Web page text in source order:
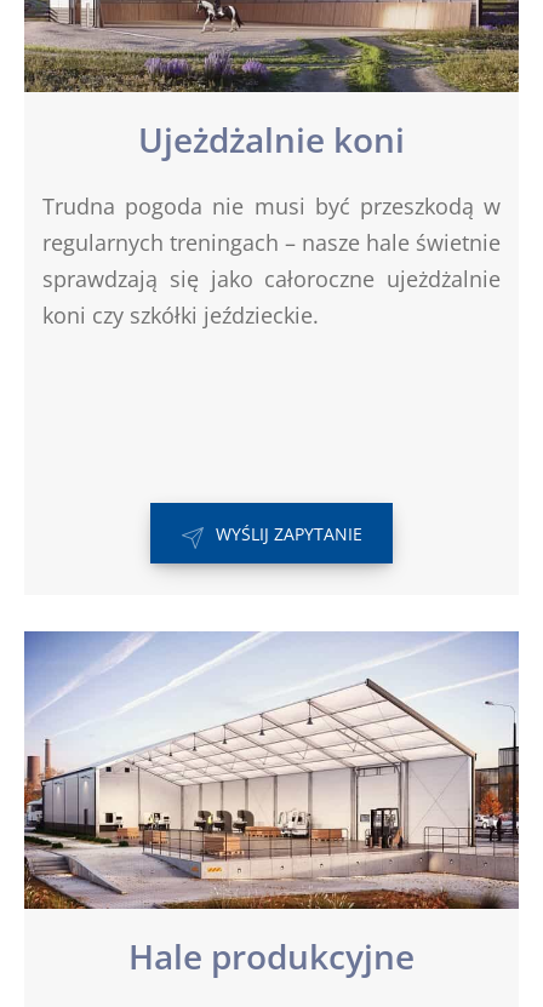
Ujeżdżalnie koni
Trudna pogoda nie musi być przeszkodą w
regularnych treningach – nasze hale świetnie
sprawdzają się jako całoroczne ujeżdżalnie
koni czy szkółki jeździeckie.
WYŚLIJ ZAPYTANIE
Hale produkcyjne